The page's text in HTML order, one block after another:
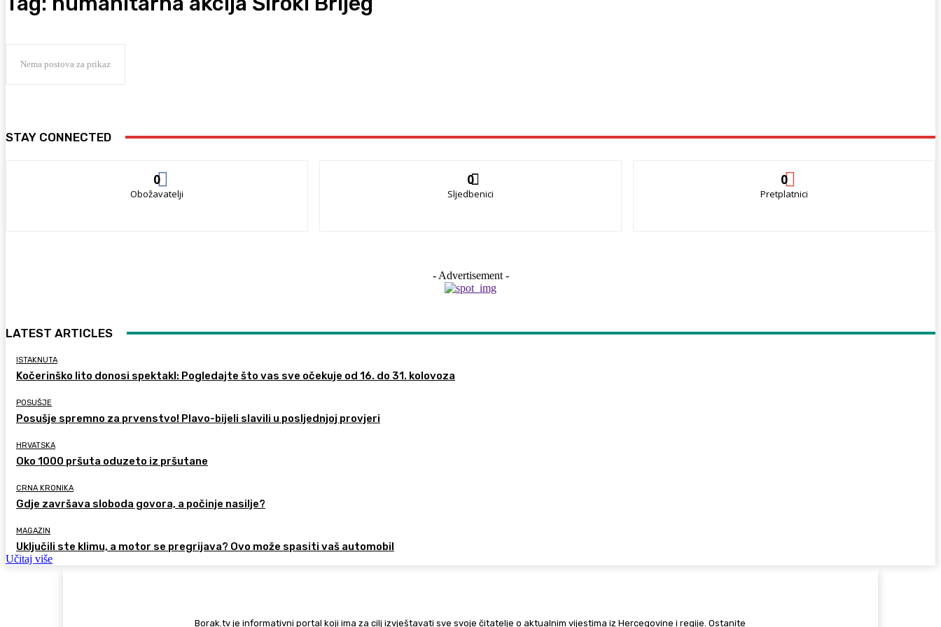
Nema postova za prikaz
STAY CONNECTED
0
Obožavatelji
0
Sljedbenici
0
Pretplatnici
- Advertisement -
LATEST ARTICLES
ISTAKNUTA
Kočerinško lito donosi spektakl: Pogledajte što vas sve očekuje od 16. do 31. kolovoza
POSUŠJE
Posušje spremno za prvenstvo! Plavo-bijeli slavili u posljednjoj provjeri
HRVATSKA
Oko 1000 pršuta oduzeto iz pršutane
CRNA KRONIKA
Gdje završava sloboda govora, a počinje nasilje?
MAGAZIN
Uključili ste klimu, a motor se pregrijava? Ovo može spasiti vaš automobil
Učitaj više
Borak.tv je informativni portal koji ima za cilj izvještavati sve svoje čitatelje o aktualnim vijestima iz Hercegovine i regije. Ostanite